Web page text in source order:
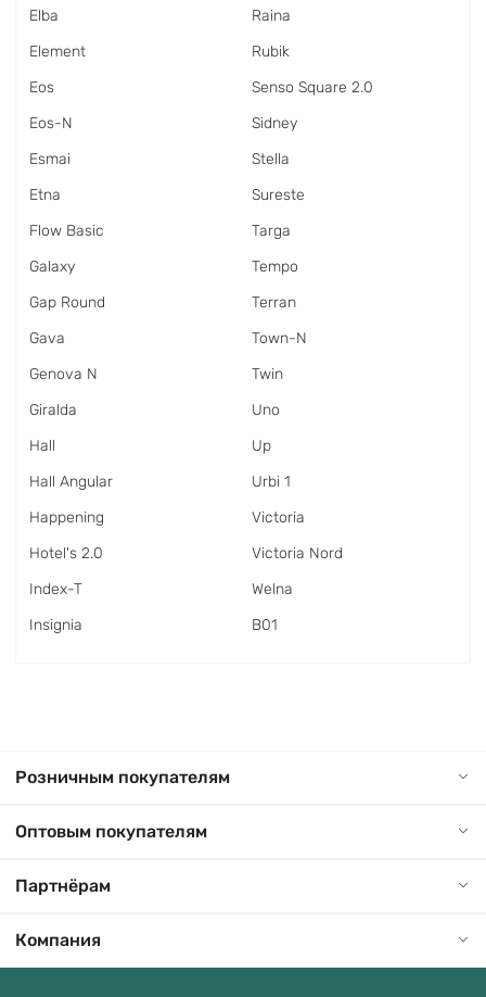
Elba
Element
Eos
Eos-N
Esmai
Etna
Flow Basic
Galaxy
Gap Round
Gava
Genova N
Giralda
Hall
Hall Angular
Happening
Hotel's 2.0
Index-T
Insignia
Raina
Rubik
Senso Square 2.0
Sidney
Stella
Sureste
Targa
Tempo
Terran
Town-N
Twin
Uno
Up
Urbi 1
Victoria
Victoria Nord
Welna
В01
Розничным покупателям
Оптовым покупателям
Партнёрам
Компания